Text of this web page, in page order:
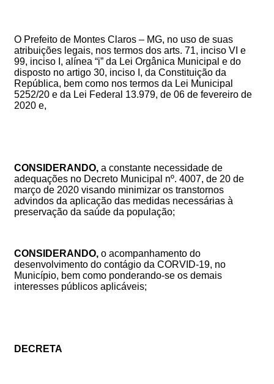
O Prefeito de Montes Claros – MG, no uso de suas
atribuições legais, nos termos dos arts. 71, inciso VI e
99, inciso I, alínea “i” da Lei Orgânica Municipal e do
disposto no artigo 30, inciso I, da Constituição da
República, bem como nos termos da Lei Municipal
5252/20 e da Lei Federal 13.979, de 06 de fevereiro de
2020 e,
CONSIDERANDO, a constante necessidade de
adequações no Decreto Municipal nº. 4007, de 20 de
março de 2020 visando minimizar os transtornos
advindos da aplicação das medidas necessárias à
preservação da saúde da população;
CONSIDERANDO, o acompanhamento do
desenvolvimento do contágio da CORVID-19, no
Município, bem como ponderando-se os demais
interesses públicos aplicáveis;
DECRETA